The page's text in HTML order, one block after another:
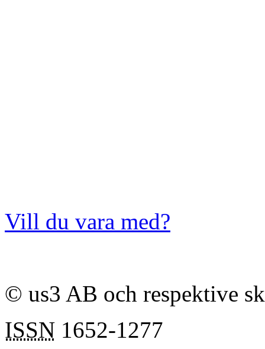
Vill du vara med?
© us3 AB och respektive
ISSN 1652-1277